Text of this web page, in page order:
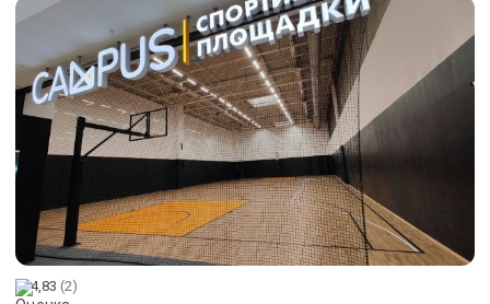
4,83 (2)